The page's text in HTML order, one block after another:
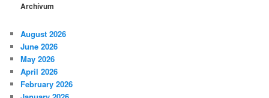
Archívum
August 2026
June 2026
May 2026
April 2026
February 2026